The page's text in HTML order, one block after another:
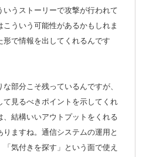
いうストーリーで攻撃が行われて
こういう可能性があるかもしれま
形で情報を出してくれるんです
部分こそ残っているんですが、
て見るべきポイントを示してくれ
、結構いいアウトプットをくれる
りますね。通信システムの運用と
「気付きを探す」という面で使え